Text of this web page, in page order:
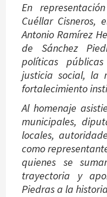
En
Cuéllar Cisneros,
Antonio Ramírez
de Sánchez
políticas
justicia social, la
fortalecimiento
Al homenaje
municipales,
locales,
como
quienes se
trayectoria y
Piedras a la